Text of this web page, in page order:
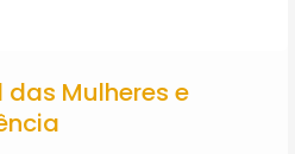
Mulheres e